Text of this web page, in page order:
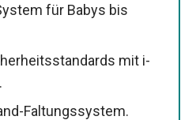
für Babys bis
mit i-
Faltungssystem.